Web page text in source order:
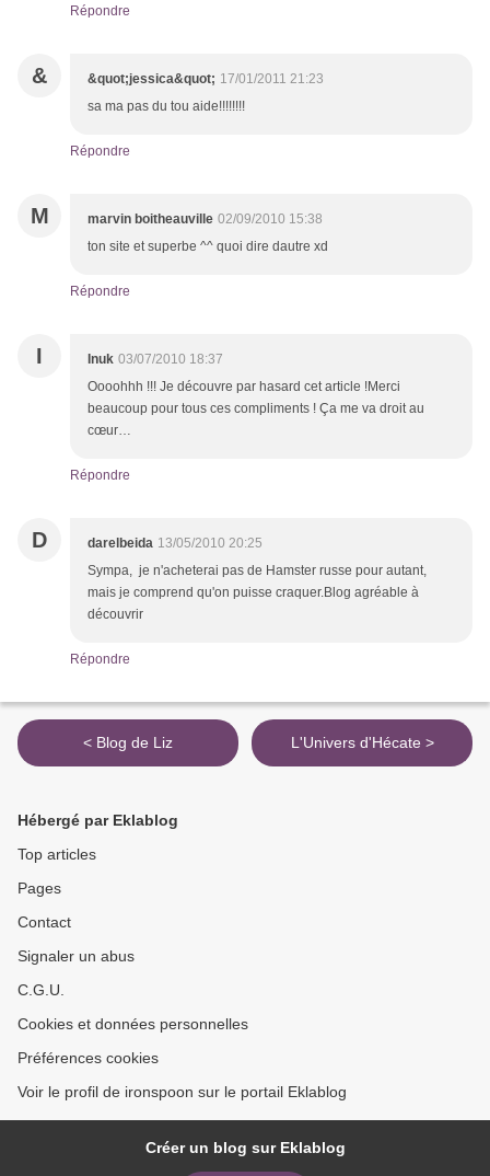
Répondre
& &quot;jessica&quot; 17/01/2011 21:23
sa ma pas du tou aide!!!!!!!!
Répondre
M marvin boitheauville 02/09/2010 15:38
ton site et superbe ^^ quoi dire dautre xd
Répondre
I Inuk 03/07/2010 18:37
Oooohhh !!! Je découvre par hasard cet article !Merci
beaucoup pour tous ces compliments ! Ça me va droit au
cœur…
Répondre
D darelbeida 13/05/2010 20:25
Sympa, je n'acheterai pas de Hamster russe pour autant,
mais je comprend qu'on puisse craquer.Blog agréable à
découvrir
Répondre
< Blog de Liz L'Univers d'Hécate >
Hébergé par Eklablog
Top articles
Pages
Contact
Signaler un abus
C.G.U.
Cookies et données personnelles
Préférences cookies
Voir le profil de ironspoon sur le portail Eklablog
Créer un blog sur Eklablog